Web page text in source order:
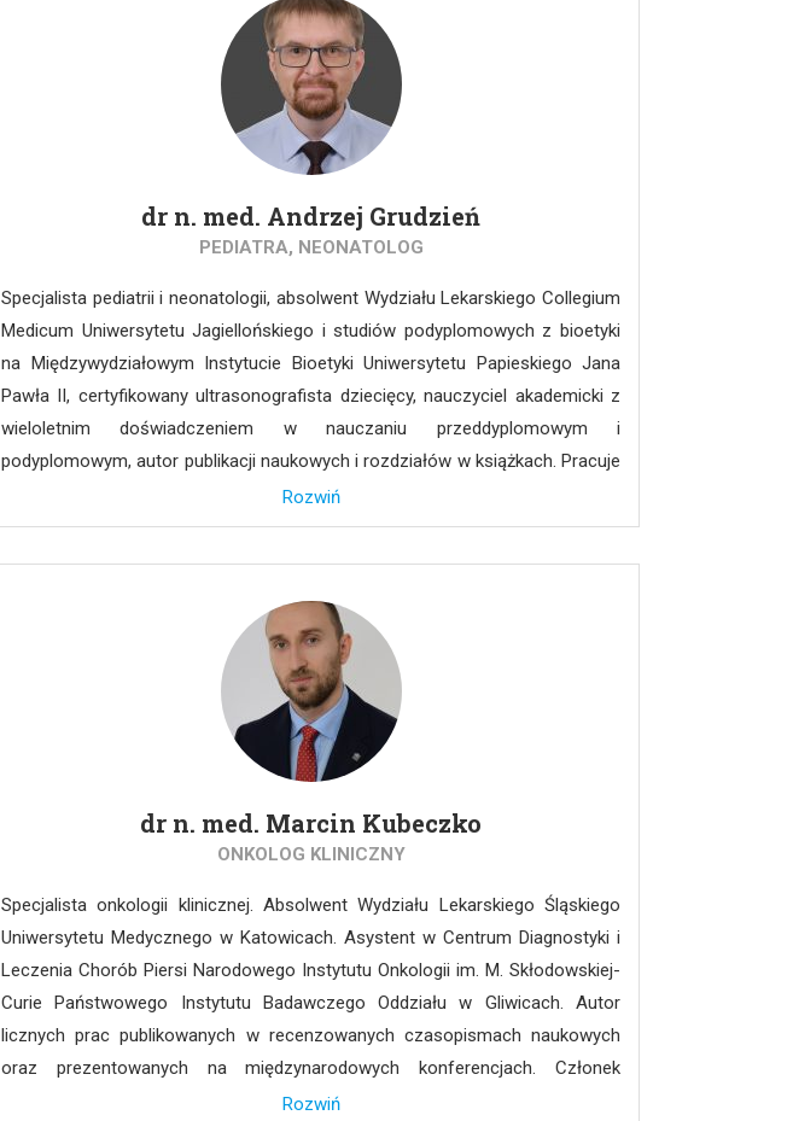
dr n. med. Andrzej Grudzień
PEDIATRA, NEONATOLOG
Specjalista pediatrii i neonatologii, absolwent Wydziału Lekarskiego Collegium
Medicum Uniwersytetu Jagiellońskiego i studiów podyplomowych z bioetyki
na Międzywydziałowym Instytucie Bioetyki Uniwersytetu Papieskiego Jana
Pawła II, certyfikowany ultrasonografista dziecięcy, nauczyciel akademicki z
wieloletnim doświadczeniem w nauczaniu przeddyplomowym i
podyplomowym, autor publikacji naukowych i rozdziałów w książkach. Pracuje
w Oddziale Patologii i Intensywnej Terapii Noworodka Uniwersyteckiego
Szpitala Dziecięcego w Krakowie. Jego zainteresowania koncentrują się
wokół zagadnień ultrasonografii noworodkowej wykonywanej przy łóżku
Rozwiń
dr n. med. Marcin Kubeczko
ONKOLOG KLINICZNY
Specjalista onkologii klinicznej. Absolwent Wydziału Lekarskiego Śląskiego
Uniwersytetu Medycznego w Katowicach. Asystent w Centrum Diagnostyki i
Leczenia Chorób Piersi Narodowego Instytutu Onkologii im. M. Skłodowskiej-
Curie Państwowego Instytutu Badawczego Oddziału w Gliwicach. Autor
licznych prac publikowanych w recenzowanych czasopismach naukowych
oraz prezentowanych na międzynarodowych konferencjach. Członek
towarzystw naukowych, w tym ASCO (American Society of Clinical Oncology),
Rozwiń